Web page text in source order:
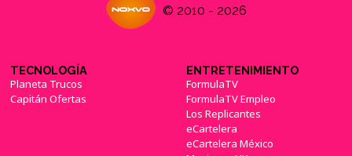
© 2010 - 2026
TECNOLOGÍA
Planeta Trucos
Capitán Ofertas
ENTRETENIMIENTO
FormulaTV
FormulaTV Empleo
Los Replicantes
eCartelera
eCartelera México